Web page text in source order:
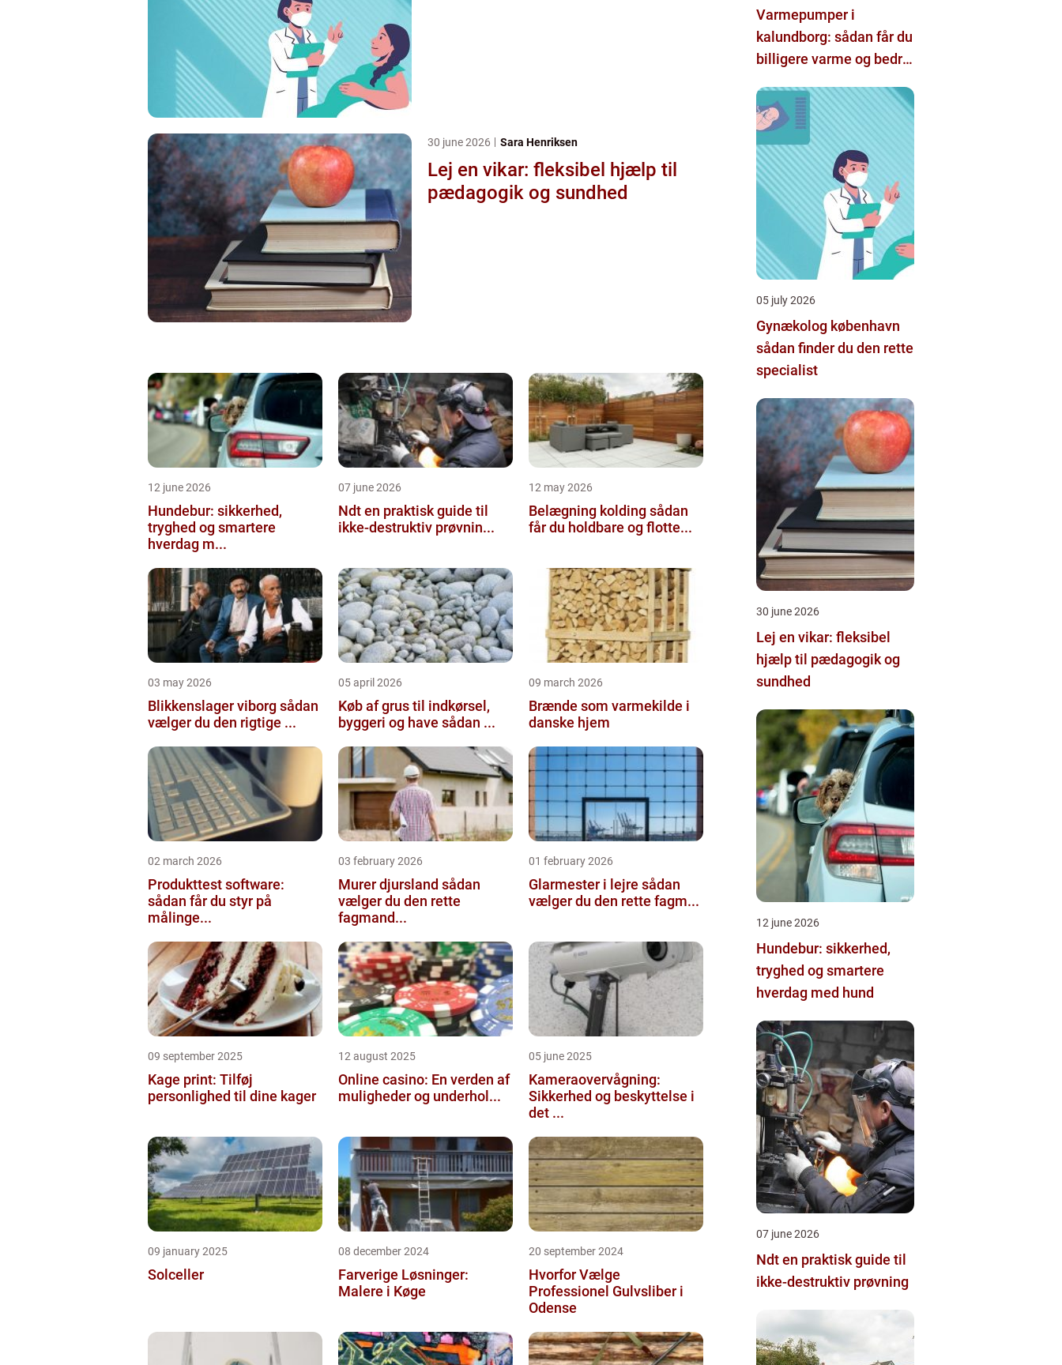
30 june 2026 Sara Henriksen
Lej en vikar: fleksibel hjælp til
pædagogik og sundhed
12 june 2026
Hundebur: sikkerhed,
tryghed og smartere
hverdag m...
07 june 2026
Ndt en praktisk guide til
ikke-destruktiv prøvnin...
12 may 2026
Belægning kolding sådan
får du holdbare og flotte...
03 may 2026
Blikkenslager viborg sådan
vælger du den rigtige ...
05 april 2026
Køb af grus til indkørsel,
byggeri og have sådan ...
09 march 2026
Brænde som varmekilde i
danske hjem
02 march 2026
Produkttest software:
sådan får du styr på
målinge...
03 february 2026
Murer djursland sådan
vælger du den rette
fagmand...
01 february 2026
Glarmester i lejre sådan
vælger du den rette fagm...
09 september 2025
Kage print: Tilføj
personlighed til dine kager
12 august 2025
Online casino: En verden af
muligheder og underhol...
05 june 2025
Kameraovervågning:
Sikkerhed og beskyttelse i
det ...
09 january 2025
Solceller
08 december 2024
Farverige Løsninger:
Malere i Køge
20 september 2024
Hvorfor Vælge
Professionel Gulvsliber i
Odense
Varmepumper i
kalundborg: sådan får du
billigere varme og bedre
05 july 2026
Gynækolog københavn
sådan finder du den rette
specialist
30 june 2026
Lej en vikar: fleksibel
hjælp til pædagogik og
sundhed
12 june 2026
Hundebur: sikkerhed,
tryghed og smartere
hverdag med hund
07 june 2026
Ndt en praktisk guide til
ikke-destruktiv prøvning